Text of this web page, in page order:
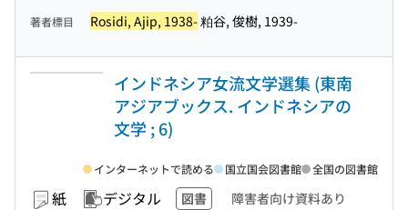
著者標目 Rosidi, Ajip, 1938-粕谷, 俊樹, 1939-
インドネシア女流文学選集 (東南
アジアブックス. インドネシアの
文学 ; 6)
紙 デジタル 図書 障害者向け資料あり
インターネットで読める 国立国会図書館 全国の図書館